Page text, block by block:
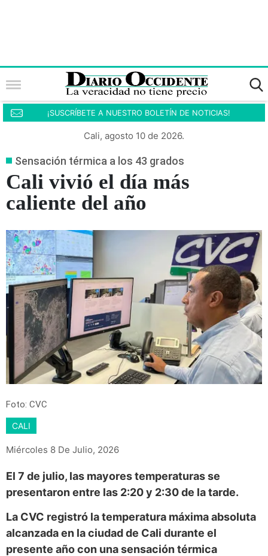
¡SUSCRÍBETE A NUESTRO BOLETÍN DE NOTICIAS!
Cali, agosto 10 de 2026.
Sensación térmica a los 43 grados
Cali vivió el día más
caliente del año
Foto: CVC
CALI
Miércoles 8 De Julio, 2026
El 7 de julio, las mayores temperaturas se
presentaron entre las 2:20 y 2:30 de la tarde.
La CVC registró la temperatura máxima absoluta
alcanzada en la ciudad de Cali durante el
presente año con una sensación térmica